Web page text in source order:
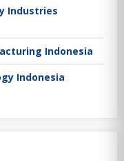
Industries
Indonesia
Indonesia